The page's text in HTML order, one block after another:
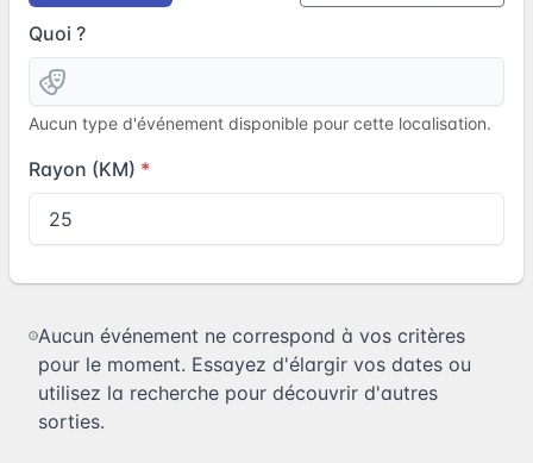
Quoi ?
Aucun type d'événement disponible pour cette localisation.
Rayon (KM)
Aucun événement ne correspond à vos critères
pour le moment. Essayez d'élargir vos dates ou
utilisez la recherche pour découvrir d'autres
sorties.